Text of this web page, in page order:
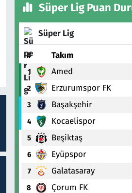
Süper Lig Puan
Süper Lig
# Takım
1 Amed
2 Erzurumspor FK
3 Başakşehir
4 Kocaelispor
5 Beşiktaş
6 Eyüpspor
7 Galatasaray
8 Çorum FK